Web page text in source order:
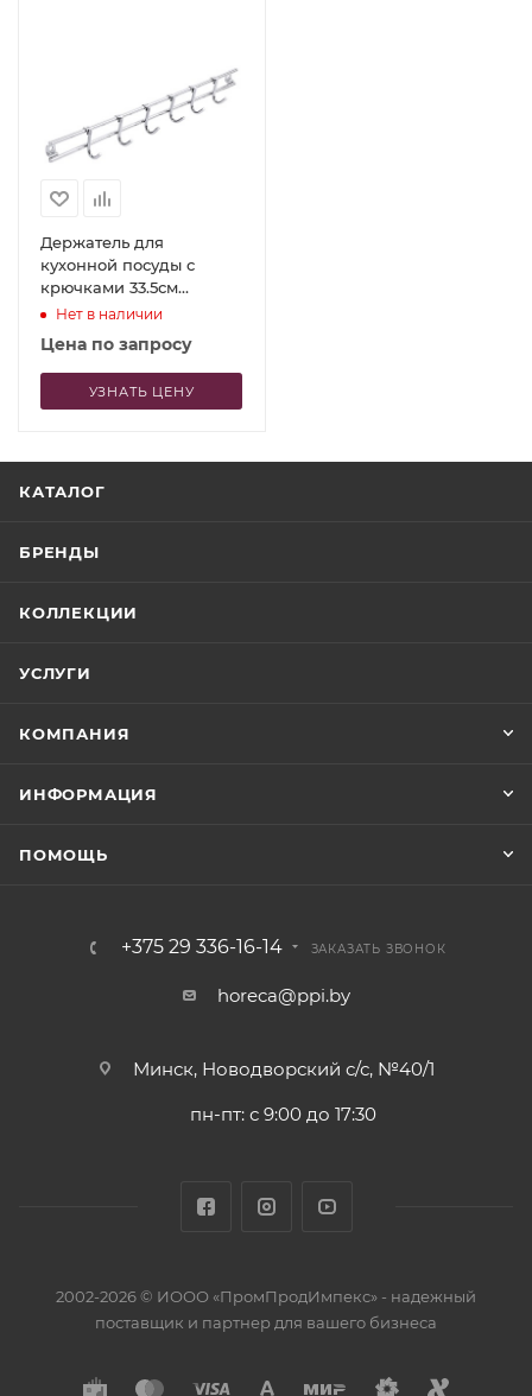
Держатель для
кухонной посуды с
крючками 33.5см
Contacto
Нет в наличии
Цена по запросу
УЗНАТЬ ЦЕНУ
КАТАЛОГ
БРЕНДЫ
КОЛЛЕКЦИИ
УСЛУГИ
КОМПАНИЯ
ИНФОРМАЦИЯ
ПОМОЩЬ
+375 29 336-16-14 ЗАКАЗАТЬ ЗВОНОК
horeca@ppi.by
Минск, Новодворский с/с, №40/1
пн-пт: с 9:00 до 17:30
2002-2026 © ИООО «ПромПродИмпекс» - надежный
поставщик и партнер для вашего бизнеса